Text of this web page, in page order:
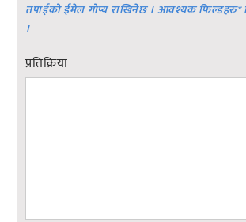
तपाईको ईमेल गोप्य राखिनेछ । आवश्यक फिल्डहरु*
।
प्रतिक्रिया